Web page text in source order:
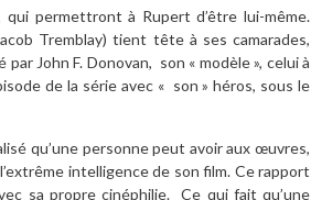
permettront à Rupert d’être lui-même.
Tremblay) tient tête à ses camarades,
John F. Donovan, son « modèle », celui à
de la série avec « son » héros, sous le
qu’une personne peut avoir aux œuvres,
intelligence de son film. Ce rapport
sa propre cinéphilie. Ce qui fait qu’une